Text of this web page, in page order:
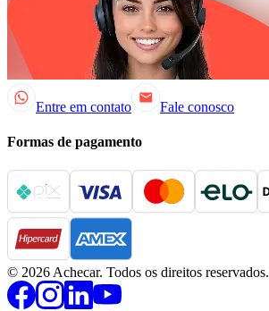
Entre em contato Fale conosco
Formas de pagamento
© 2026 Achecar. Todos os direitos reservados.